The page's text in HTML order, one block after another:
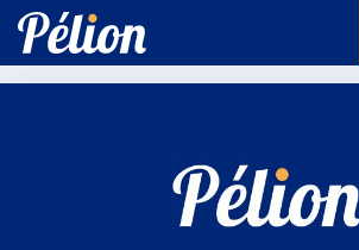
Přejít
na
štítky
Přejít
na
kategorie
Přejít
na
obsah
Menu
kategorie